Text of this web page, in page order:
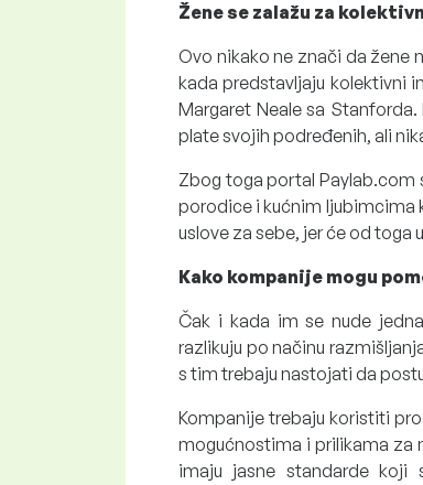
Žene se zalažu za
Ovo nikako ne znači da žene
kada predstavljaju kolektivni
Margaret Neale sa
plate svojih podređenih, ali
Zbog toga portal Paylab.com
porodice i kućnim ljubimcima
uslove za sebe, jer će od toga
Kako kompanije mogu
Čak i kada im se nude
razlikuju po načinu
s tim trebaju nastojati da
Kompanije trebaju koristiti
mogućnostima i prilikama za
imaju jasne standarde